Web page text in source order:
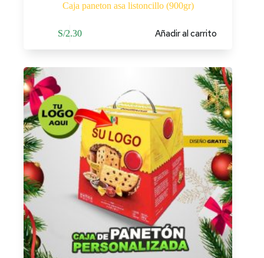
Caja paneton asa listoncillo (900gr)
S/2.30 Añadir al carrito